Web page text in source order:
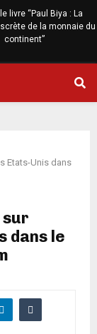
livre “Paul Biya : La
de la monnaie du
continent”
Etats-Unis dans
sur
dans le